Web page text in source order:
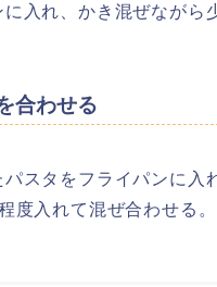
入れ、かき混ぜながら
合わせる
スタをフライパンに入
度入れて混ぜ合わせる。